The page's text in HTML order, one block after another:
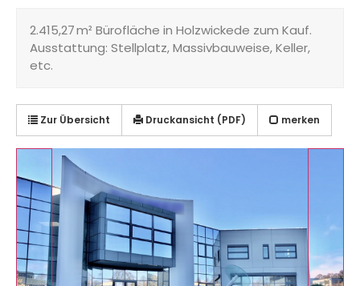
2.415,27 m² Bürofläche in Holzwickede zum Kauf.
Ausstattung: Stellplatz, Massivbauweise, Keller,
etc.
Zur Übersicht Druckansicht (PDF) merken